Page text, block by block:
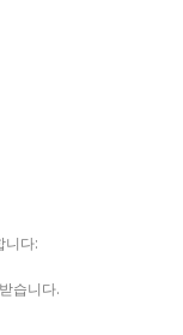
니다:
습니다.